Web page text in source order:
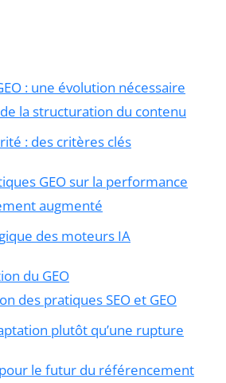
: une évolution nécessaire
la structuration du contenu
: des critères clés
GEO sur la performance
augmenté
des moteurs IA
du GEO
des pratiques SEO et GEO
plutôt qu’une rupture
le futur du référencement